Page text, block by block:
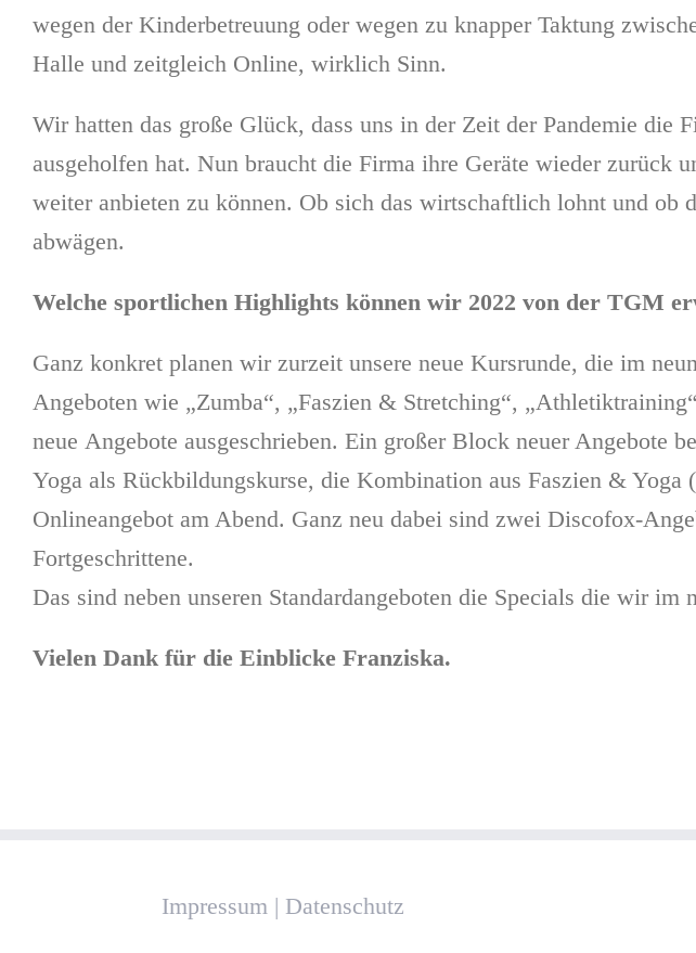
wegen der Kinderbetreuung oder wegen zu knapper Taktung
Halle und zeitgleich Online, wirklich Sinn.
Wir hatten das große Glück, dass uns in der Zeit der Pandemie
ausgeholfen hat. Nun braucht die Firma ihre Geräte wieder zurück
weiter anbieten zu können. Ob sich das wirtschaftlich lohnt und
abwägen.
Welche sportlichen Highlights können wir 2022 von der TGM
Ganz konkret planen wir zurzeit unsere neue Kursrunde, die im
Angeboten wie „Zumba“, „Faszien & Stretching“,
neue Angebote ausgeschrieben. Ein großer Block neuer Angebote
Yoga als Rückbildungskurse, die Kombination aus Faszien & Yoga
Onlineangebot am Abend. Ganz neu dabei sind zwei Discofox-
Fortgeschrittene.
Das sind neben unseren Standardangeboten die Specials die wir im
Vielen Dank für die Einblicke Franziska.
Impressum| Datenschutz